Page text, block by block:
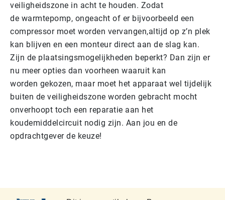
veiligheidszone in acht te houden. Zodat
de warmtepomp, ongeacht of er bijvoorbeeld een
compressor moet worden vervangen,altijd op z’n plek
kan blijven en een monteur direct aan de slag kan.
Zijn de plaatsingsmogelijkheden beperkt? Dan zijn er
nu meer opties dan voorheen waaruit kan
worden gekozen, maar moet het apparaat wel tijdelijk
buiten de veiligheidszone worden gebracht mocht
onverhoopt toch een reparatie aan het
koudemiddelcircuit nodig zijn. Aan jou en de
opdrachtgever de keuze!